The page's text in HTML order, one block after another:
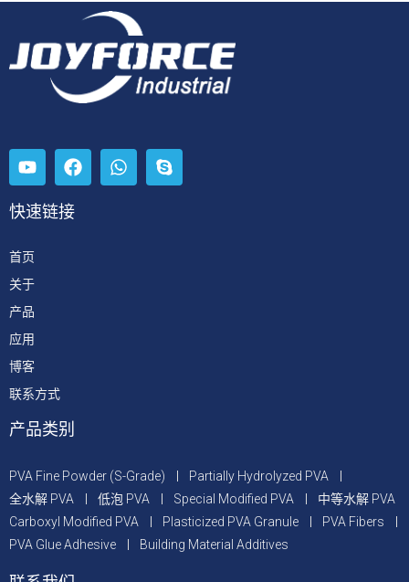
快速链接
首页
关于
产品
应用
博客
联系方式
产品类别
PVA Fine Powder (S-Grade)
Partially Hydrolyzed PVA
全水解 PVA
低泡 PVA Special Modified PVA
中等水解 PVA
Carboxyl Modified PVA
Plasticized PVA Granule
PVA Fibers
PVA Glue Adhesive
Building Material Additives